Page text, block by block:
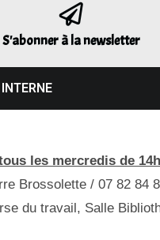
S'abonner à la newsletter
les mercredis de
Brossolette / 07 82 84
du travail, Salle